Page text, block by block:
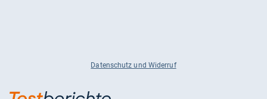
Datenschutz und Widerruf